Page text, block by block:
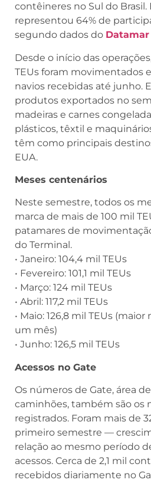
contêineres no Sul do Brasil.
representou 64% de
segundo dados do Datamar
Desde o início das
TEUs foram movimentados
navios recebidas até junho.
produtos exportados no
madeiras e carnes
plásticos, têxtil e
têm como principais
EUA.
Meses centenários
Neste semestre, todos os
marca de mais de 100 mil
patamares de
do Terminal.
• Janeiro: 104,4 mil TEUs
• Fevereiro: 101,1 mil TEUs
• Março: 124 mil TEUs
• Abril: 117,2 mil TEUs
• Maio: 126,8 mil TEUs
um mês)
• Junho: 126,5 mil TEUs
Acessos no Gate
Os números de Gate, área
caminhões, também são os
registrados. Foram mais de
primeiro semestre —
relação ao mesmo período
acessos. Cerca de 2,1 mil
recebidos diariamente no